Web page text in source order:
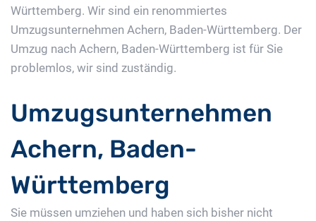
Württemberg. Wir sind ein renommiertes
Umzugsunternehmen Achern, Baden-Württemberg. Der
Umzug nach Achern, Baden-Württemberg ist für Sie
problemlos, wir sind zuständig.
Umzugsunternehmen
Achern, Baden-
Württemberg
Sie müssen umziehen und haben sich bisher nicht